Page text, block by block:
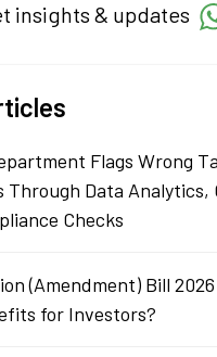
insights & updates
Flags Wrong
Through Data Analytics,
Checks
(Amendment) Bill
for Investors?